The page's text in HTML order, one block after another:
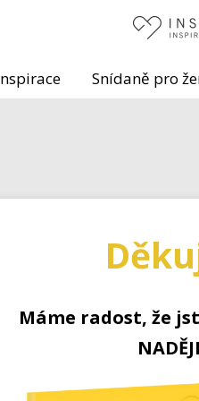
Snídaně pro
Máme radost, že